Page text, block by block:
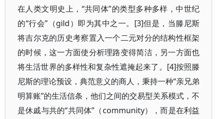
在人类文明史上，“共同体”的类型多种多样，中世纪
的“行会”（gild）即为其中之一。[3]但是，当滕尼斯
将吉尔克的历史考察置入一个二元对分的结构性框架
的时候，这一方面使分析理路变得简洁，另一方面也
将生活世界的多样性和复杂性遮掩起来了。[4]按照滕
尼斯的理论预设，典范意义的商人，秉持一种“亲兄弟
明算账”的生活信条，他们之间的交易型关系模式，不
是休戚与共的“共同体”（community），而是在利益